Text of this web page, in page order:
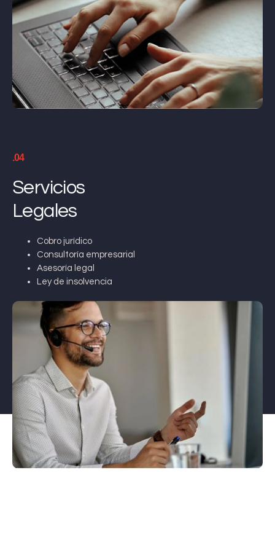
.04
Servicios
Legales
Cobro jurídico
Consultoría empresarial
Asesoría legal
Ley de insolvencia